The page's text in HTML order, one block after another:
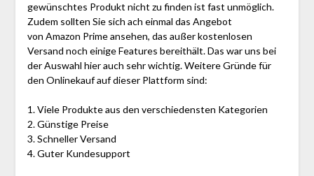
gewünschtes Produkt nicht zu finden ist fast unmöglich.
Zudem sollten Sie sich ach einmal das Angebot
von Amazon Prime ansehen, das außer kostenlosen
Versand noch einige Features bereithält. Das war uns bei
der Auswahl hier auch sehr wichtig. Weitere Gründe für
den Onlinekauf auf dieser Plattform sind:
1. Viele Produkte aus den verschiedensten Kategorien
2. Günstige Preise
3. Schneller Versand
4. Guter Kundesupport